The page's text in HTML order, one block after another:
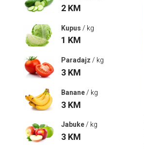
2 KM
Kupus / kg
1 KM
Paradajz / kg
3 KM
Banane / kg
3 KM
Jabuke/ kg
3 KM